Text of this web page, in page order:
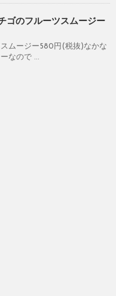
ゴのフルーツスムージー
ムージー580円(税抜)なかな
なので ...